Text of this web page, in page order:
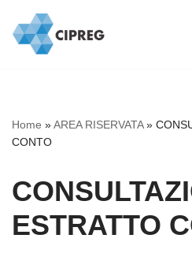
Vai
Home »AREA RISERVATA»
CONTO
ESTRATTO